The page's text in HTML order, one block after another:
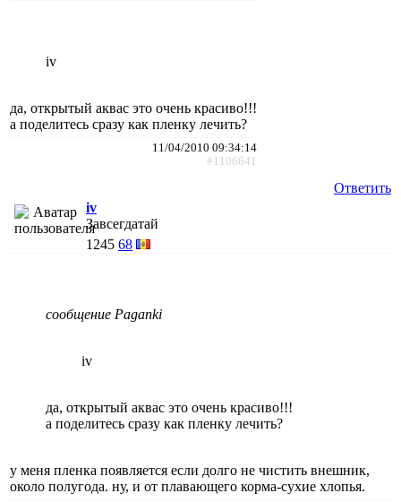
iv
да, открытый аквас это очень красиво!!!
а поделитесь сразу как пленку лечить?
11/04/2010 09:34:14
#1106641
Ответить
iv
Завсегдатай
1245 68
сообщение Paganki
iv
да, открытый аквас это очень красиво!!!
а поделитесь сразу как пленку лечить?
у меня пленка появляется если долго не чистить внешник,
около полугода. ну, и от плавающего корма-сухие хлопья.